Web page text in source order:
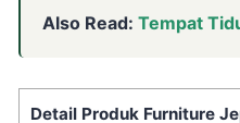
Also Read: Tempat
Detail Produk Furniture